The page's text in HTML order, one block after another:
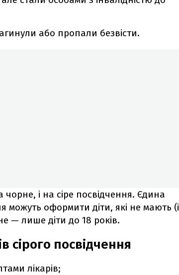
або пропали безвісти.
і на сіре посвідчення. Єдина
можуть оформити діти, які не мають (і
— лише діти до 18 років.
сірого посвідчення
лікарів;